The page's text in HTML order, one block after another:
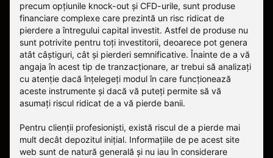
precum opțiunile knock-out și CFD-urile, sunt produse
financiare complexe care prezintă un risc ridicat de
pierdere a întregului capital investit. Astfel de produse nu
sunt potrivite pentru toți investitorii, deoarece pot genera
atât câștiguri, cât și pierderi semnificative. Înainte de a vă
angaja în acest tip de tranzacționare, ar trebui să analizați
cu atenție dacă înțelegeți modul în care funcționează
aceste instrumente și dacă vă puteți permite să vă
asumați riscul ridicat de a vă pierde banii.
Pentru clienții profesioniști, există riscul de a pierde mai
mult decât depozitul inițial. Informațiile de pe acest site
web sunt de natură generală și nu iau în considerare